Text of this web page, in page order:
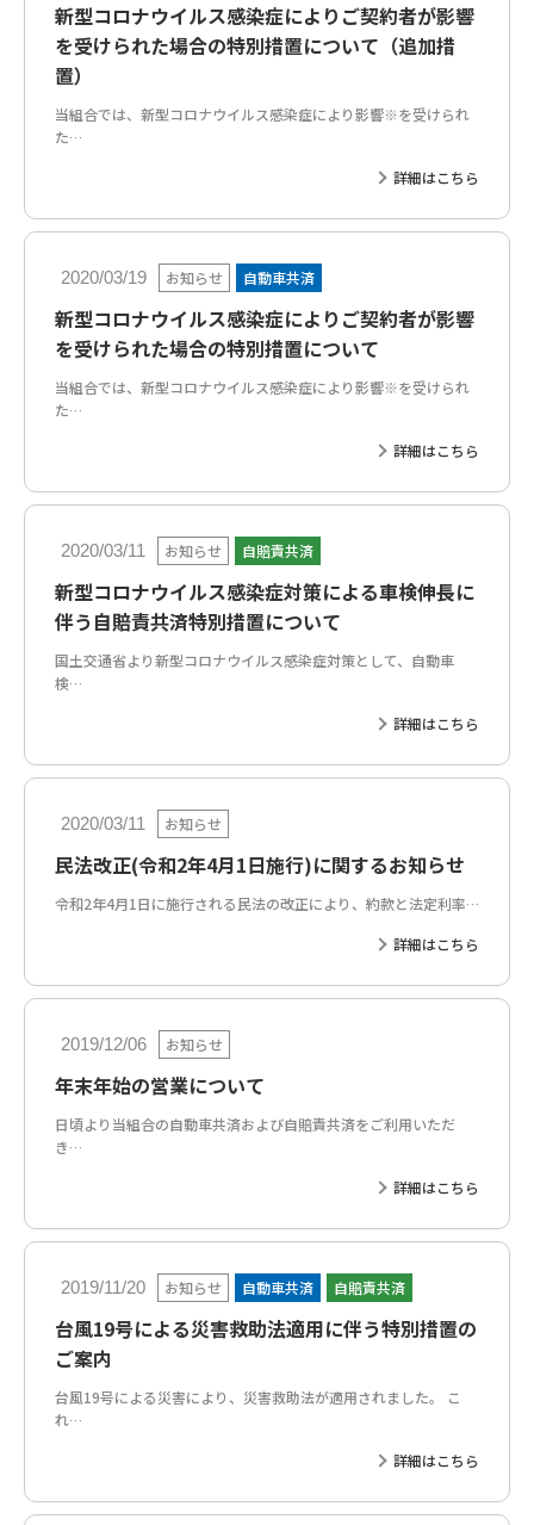
新型コロナウイルス感染症によりご契約者が影響
を受けられた場合の特別措置について（追加措
置）
当組合では、新型コロナウイルス感染症により影響※を受けられ
た…
詳細はこちら
2020/03/19 お知らせ 自動車共済
新型コロナウイルス感染症によりご契約者が影響
を受けられた場合の特別措置について
当組合では、新型コロナウイルス感染症により影響※を受けられ
た…
詳細はこちら
2020/03/11 お知らせ 自賠責共済
新型コロナウイルス感染症対策による車検伸長に
伴う自賠責共済特別措置について
国土交通省より新型コロナウイルス感染症対策として、自動車
検…
詳細はこちら
2020/03/11 お知らせ
民法改正(令和2年4月1日施行)に関するお知らせ
令和2年4月1日に施行される民法の改正により、約款と法定利率…
詳細はこちら
2019/12/06 お知らせ
年末年始の営業について
日頃より当組合の自動車共済および自賠責共済をご利用いただ
き…
詳細はこちら
2019/11/20 お知らせ 自動車共済 自賠責共済
台風19号による災害救助法適用に伴う特別措置の
ご案内
台風19号による災害により、災害救助法が適用されました。 こ
れ…
詳細はこちら